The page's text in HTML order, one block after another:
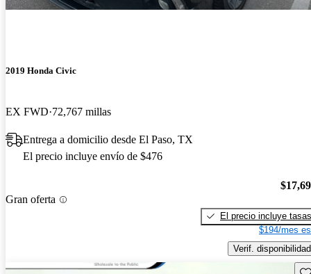
2019 Honda Civic
EX FWD 72,767 millas
Entrega a domicilio desde El Paso, TX
El precio incluye envío de $476
Gran oferta
El precio incluye tasas
$194/mes
Verif. disponibilidad